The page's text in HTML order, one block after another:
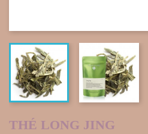
THÉ LONG JING